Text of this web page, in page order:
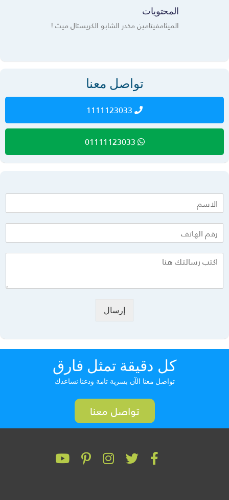
المحتويات
الميثامفيتامين مخدر الشابو الكريستال ميث !
تواصل معنا
1111123033
01111123033
إرسال
كل دقيقة تمثل فارق
تواصل معنا الآن بسرية تامة ودعنا نساعدك
تواصل معنا